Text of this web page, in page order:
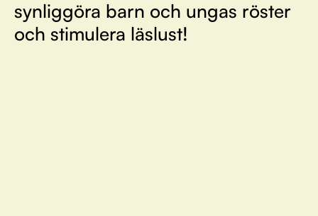
synliggöra barn och ungas röster
och stimulera läslust!